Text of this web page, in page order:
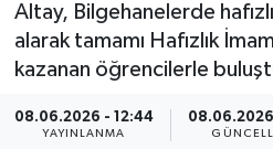
Altay, Bilgehanelerde
alarak tamamı Hafızlık
kazanan öğrencilerle
08.06.2026 - 12:44
YAYINLANMA
08.06.2026
ÇEVRE
Dış Haberler
Dünya